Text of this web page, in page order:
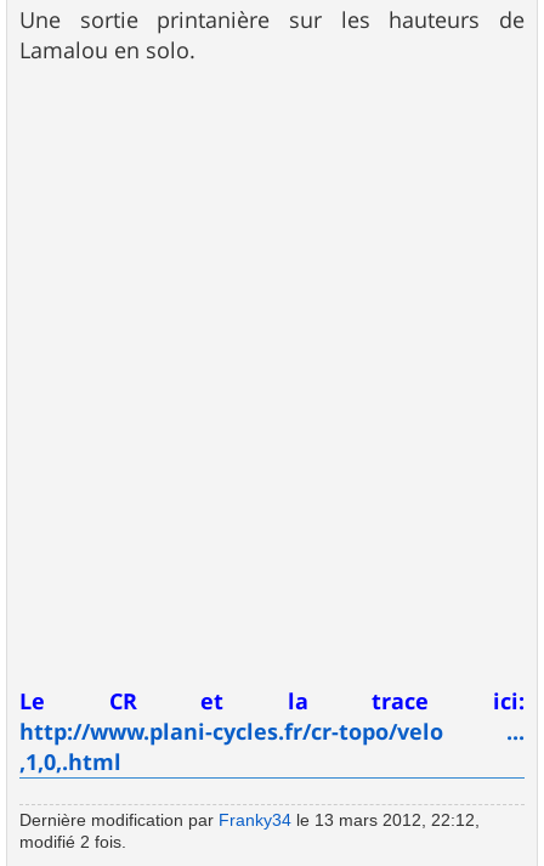
s
s
a
Une sortie printanière sur les hauteurs de
Lamalou en solo.
Le CR et la trace ici:
http://www.plani-cycles.fr/cr-topo/velo ...
,1,0,.html
Dernière modification par Franky34 le 13 mars 2012, 22:12,
modifié 2 fois.